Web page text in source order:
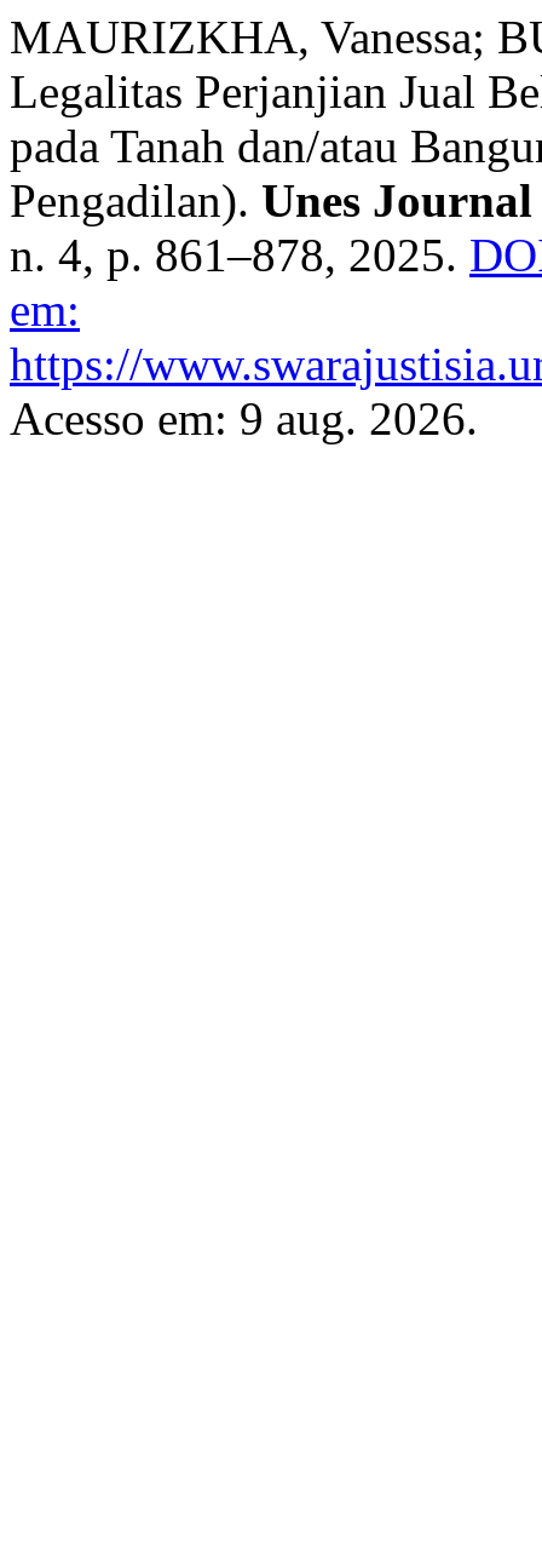
MAURIZKHA, Vanessa;
Legalitas Perjanjian Jual
pada Tanah dan/atau
Pengadilan). Unes
n. 4, p. 861–878, 2025.
em:
https://
Acesso em: 9 aug. 2026.